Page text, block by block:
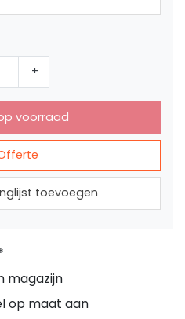
+
voorraad
toevoegen
magazijn
op maat aan